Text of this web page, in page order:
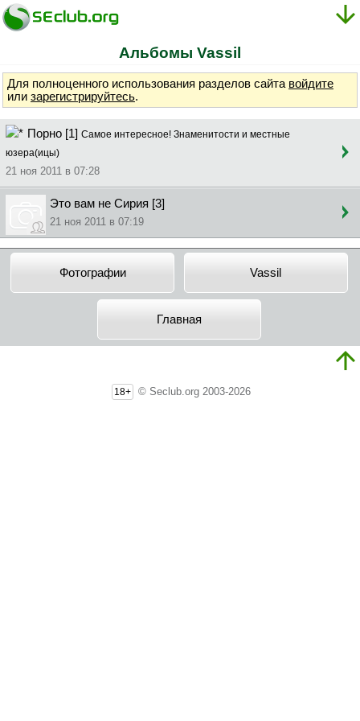
Альбомы Vassil
Для полноценного использования разделов сайта войдите
или зарегистрируйтесь.
Порно [1] Самое интересное! Знаменитости и местные
юзера(ицы)
21 ноя 2011 в 07:28
Это вам не Сирия [3]
21 ноя 2011 в 07:19
Фотографии Vassil
Главная
18+ © Seclub.org 2003-2026